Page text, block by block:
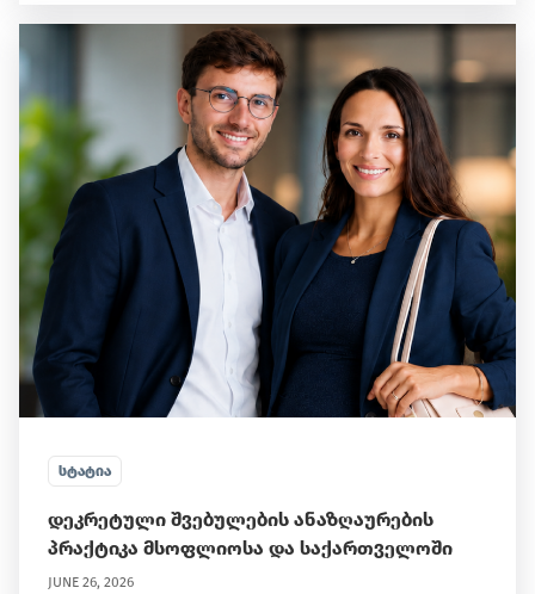
ᲡᲢᲐᲢᲘᲐ
დეკრეტული შვებულების ანაზღაურების
პრაქტიკა მსოფლიოსა და საქართველოში
JUNE 26, 2026